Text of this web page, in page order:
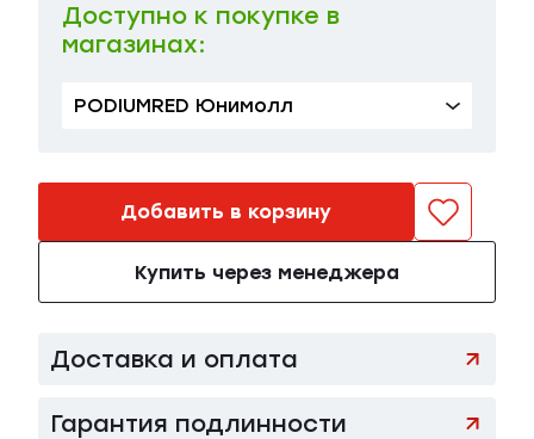
Доступно к покупке в
магазинах:
PODIUMRED Юнимолл
Добавить в корзину
Купить через менеджера
Доставка и оплата
Гарантия подлинности